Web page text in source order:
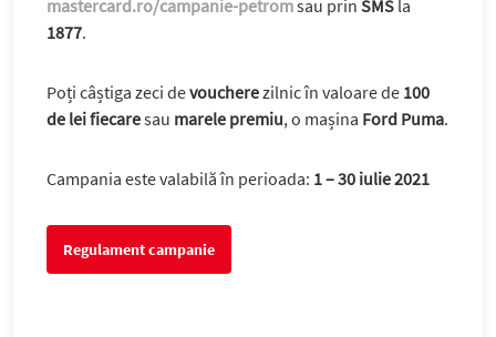
mastercard.ro/campanie-petromsau prin SMS la
1877.
Poți câștiga zeci devoucherezilnic în valoare de 100
de lei fiecaresau marele premiu, o mașina Ford Puma.
Campania este valabilă în perioada: 1 – 30 iulie 2021
Regulament campanie